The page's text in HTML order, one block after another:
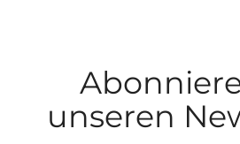
unseren